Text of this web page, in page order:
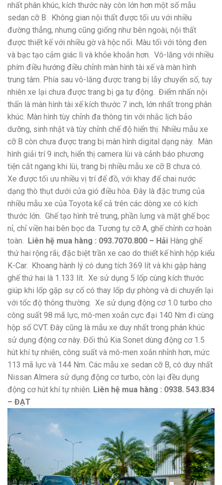
nhất phân khúc, kích thước này còn lớn hơn một số mẫu
sedan cỡ B. Không gian nội thất được tối ưu với nhiều
đường thẳng, nhưng cũng giống như bên ngoài, nội thất
được thiết kế với nhiều gờ và hộc nổi. Màu tối với tông đen
và bạc tạo cảm giác lì và khỏe khoắn hơn. Vô-lăng với nhiều
phím điều hướng điều chỉnh màn hình tài xế và màn hình
trung tâm. Phía sau vô-lăng được trang bị lẫy chuyển số, tuy
nhiên xe lại chưa được trang bị ga tự động. Điểm nhấn nội
thấn là màn hình tài xế kích thước 7 inch, lớn nhất trong phân
khúc. Màn hình tùy chỉnh đa thông tin với nhắc lịch bảo
dưỡng, sinh nhật và tùy chỉnh chế độ hiển thị. Nhiều mẫu xe
cỡ B còn chưa được trang bị màn hình digital dạng này. Màn
hình giải trí 9 inch, hiển thị camera lùi và cảnh báo phương
tiện cắt ngang khi lùi, trang bị nhiều mẫu xe cỡ B chưa có.
Xe được tối ưu nhiều vị trí để đồ, với khay để chai nước
dạng thò thụt dưới cửa gió điều hòa. Đây là đặc trưng của
nhiều mẫu xe của Toyota kể cả trên các dòng xe có kích
thước lớn. Ghế tạo hình trẻ trung, phần lưng và mặt ghế bọc
nỉ, chỉ viền hai bên bọc da. Tương tự cỡ A, ghế chỉnh cơ hoàn
toàn. Liên hệ mua hàng : 093.7070.800 – Hải Hàng ghế
thứ hai rộng rãi, đặc biệt trần xe cao do thiết kế hình hộp kiểu
K-Car. Khoang hành lý có dung tích 369 lít và khi gập hàng
ghế thứ hai là 1.133 lít. Xe sử dụng 5 lốp cùng kích thước
giúp khi lốp gặp sự cố có thay lốp dự phòng và di chuyển lại
với tốc độ thông thường. Xe sử dụng động cơ 1.0 turbo cho
công suất 98 mã lực, mô-men xoắn cực đại 140 Nm đi cùng
hộp số CVT. Đây cũng là mẫu xe duy nhất trong phân khúc
sử dụng động cơ này. Đối thủ Kia Sonet dùng động cơ 1.5
hút khí tự nhiên, công suất và mô-men xoắn nhỉnh hơn, mức
113 mã lực và 144 Nm. Các mẫu xe sedan cỡ B, có duy nhất
Nissan Almera sử dụng động cơ turbo, còn lại đều dụng
động cơ hút khí tự nhiên. Liên hệ mua hàng : 0938. 543.834
– ĐẠT